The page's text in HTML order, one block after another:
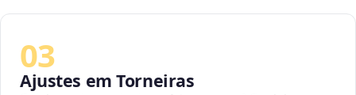
03
Ajustes em Torneiras